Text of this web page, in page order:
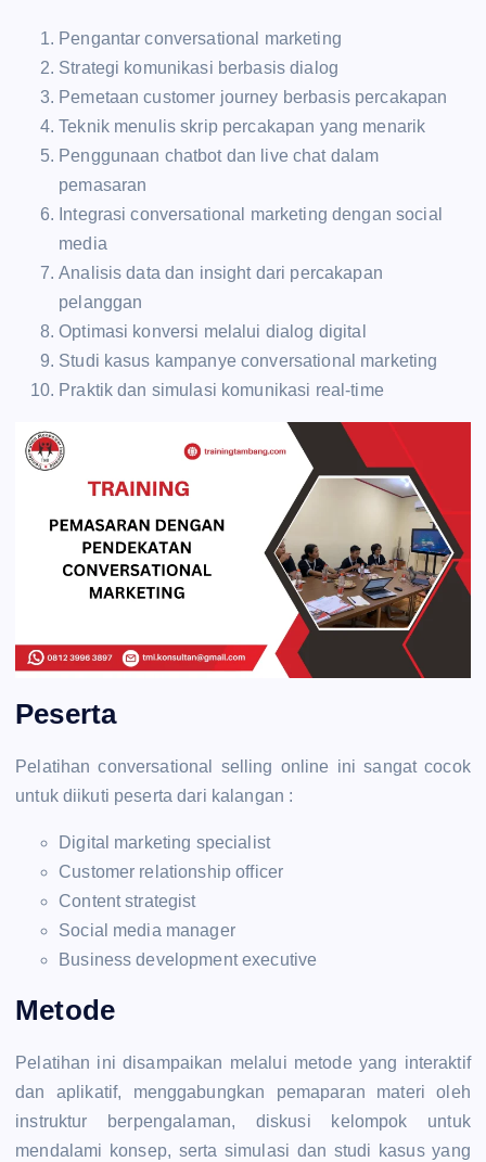
Pengantar conversational marketing
Strategi komunikasi berbasis dialog
Pemetaan customer journey berbasis percakapan
Teknik menulis skrip percakapan yang menarik
Penggunaan chatbot dan live chat dalam
pemasaran
Integrasi conversational marketing dengan social
media
Analisis data dan insight dari percakapan
pelanggan
Optimasi konversi melalui dialog digital
Studi kasus kampanye conversational marketing
Praktik dan simulasi komunikasi real-time
Peserta
Pelatihan conversational selling online ini sangat cocok
untuk diikuti peserta dari kalangan :
Digital marketing specialist
Customer relationship officer
Content strategist
Social media manager
Business development executive
Metode
Pelatihan ini disampaikan melalui metode yang interaktif
dan aplikatif, menggabungkan pemaparan materi oleh
instruktur berpengalaman, diskusi kelompok untuk
mendalami konsep, serta simulasi dan studi kasus yang